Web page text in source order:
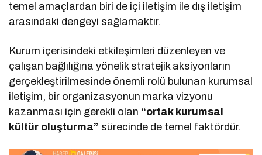
temel amaçlardan biri de içi iletişim ile dış iletişim
arasındaki dengeyi sağlamaktır.
Kurum içerisindeki etkileşimleri düzenleyen ve
çalışan bağlılığına yönelik stratejik aksiyonların
gerçekleştirilmesinde önemli rolü bulunan kurumsal
iletişim, bir organizasyonun marka vizyonu
kazanması için gerekli olan “ortak kurumsal
kültür oluşturma” sürecinde de temel faktördür.